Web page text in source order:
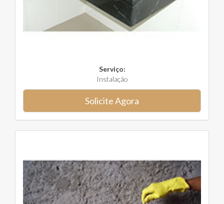
Serviço:
Instalação
Solicite Agora